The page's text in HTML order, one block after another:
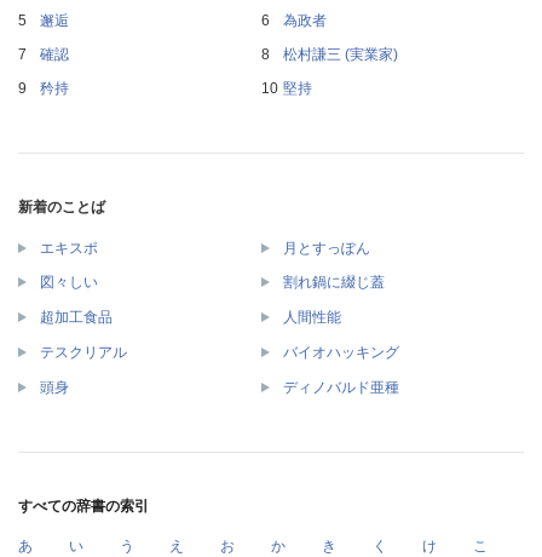
邂逅
為政者
確認
松村謙三 (実業家)
矜持
堅持
新着のことば
エキスポ 月とすっぽん
図々しい 割れ鍋に綴じ蓋
超加工食品 人間性能
テスクリアル バイオハッキング
頭身 ディノバルド亜種
すべての辞書の索引
あ い う え お か き く け こ